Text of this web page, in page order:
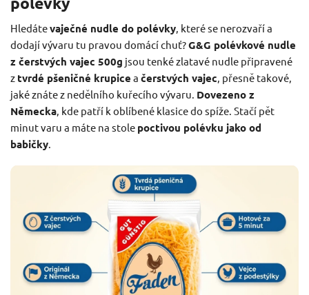
Hledátevaječné nudle do polévky, které se nerozvaří a
dodají vývaru tu pravou domácí chuť?G&G polévkové nudle
z čerstvých vajec 500g jsou tenké zlatavé nudle připravené
z tvrdé pšeničné krupice a čerstvých vajec, přesně takové,
jaké znáte z nedělního kuřecího vývaru. Dovezeno z
Německa, kde patří k oblíbené klasice do spíže. Stačí pět
minut varu a máte na stole poctivou polévku jako od
babičky.